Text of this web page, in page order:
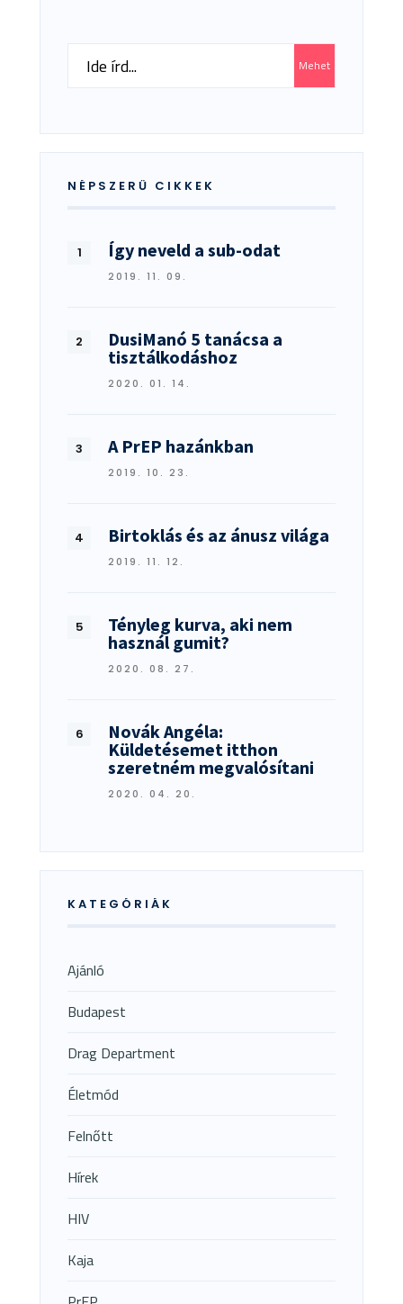
Search
Mehet
NÉPSZERŰ CIKKEK
Így neveld a sub-odat
2019. 11. 09.
DusiManó 5 tanácsa a
tisztálkodáshoz
2020. 01. 14.
A PrEP hazánkban
2019. 10. 23.
Birtoklás és az ánusz világa
2019. 11. 12.
Tényleg kurva, aki nem
használ gumit?
2020. 08. 27.
Novák Angéla:
Küldetésemet itthon
szeretném megvalósítani
2020. 04. 20.
KATEGÓRIÁK
Ajánló
Budapest
Drag Department
Életmód
Felnőtt
Hírek
HIV
Kaja